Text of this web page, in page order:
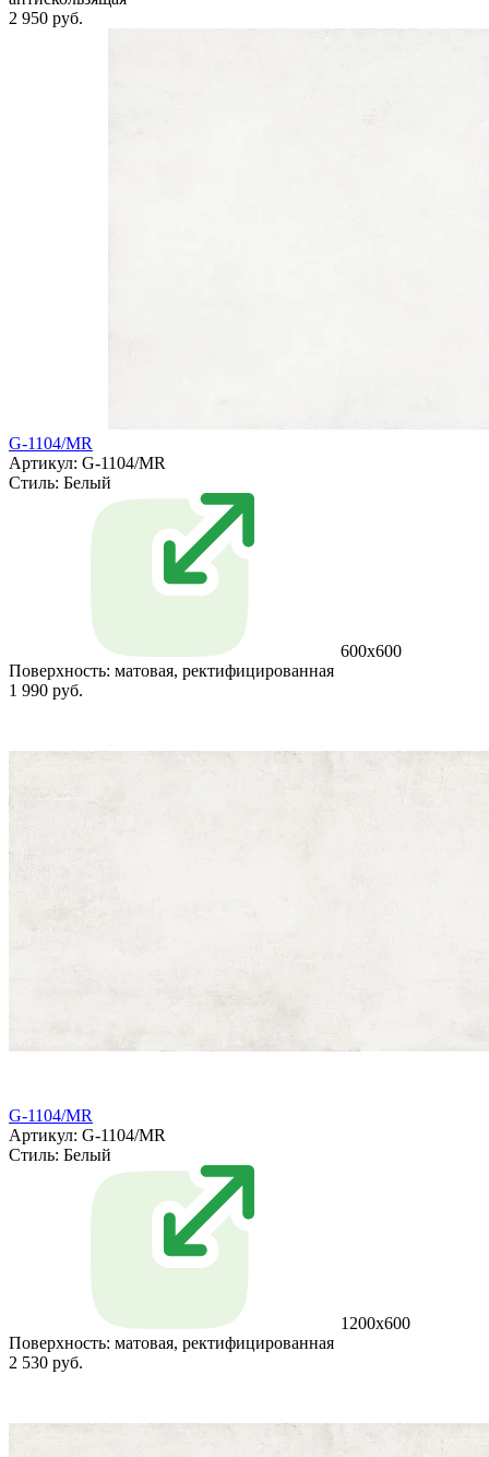
2 950 руб.
G-1104/MR
Артикул: G-1104/MR
Стиль: Белый
600x600
Поверхность: матовая, ректифицированная
1 990 руб.
G-1104/MR
Артикул: G-1104/MR
Стиль: Белый
1200x600
Поверхность: матовая, ректифицированная
2 530 руб.